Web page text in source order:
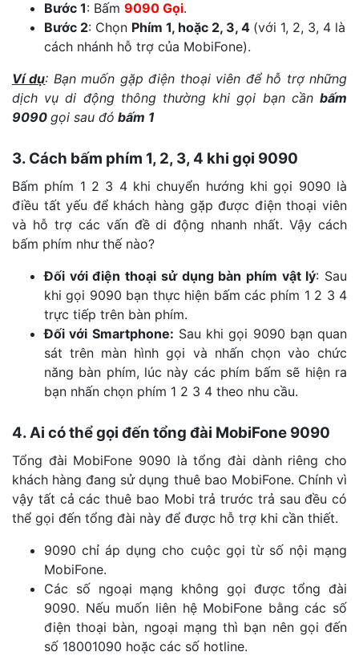
Bước 1: Bấm 9090 Gọi.
Bước 2: Chọn Phím 1, hoặc 2, 3, 4 (với 1, 2, 3, 4 là
cách nhánh hỗ trợ của MobiFone).
Ví dụ: Bạn muốn gặp điện thoại viên để hỗ trợ những
dịch vụ di động thông thường khi gọi bạn cần bấm
9090 gọi sau đó bấm 1
3. Cách bấm phím 1, 2, 3, 4 khi gọi 9090
Bấm phím 1 2 3 4 khi chuyển hướng khi gọi 9090 là
điều tất yếu để khách hàng gặp được điện thoại viên
và hỗ trợ các vấn đề di động nhanh nhất. Vậy cách
bấm phím như thế nào?
Đối với điện thoại sử dụng bàn phím vật lý: Sau
khi gọi 9090 bạn thực hiện bấm các phím 1 2 3 4
trực tiếp trên bàn phím.
Đối với Smartphone: Sau khi gọi 9090 bạn quan
sát trên màn hình gọi và nhấn chọn vào chức
năng bàn phím, lúc này các phím bấm sẽ hiện ra
bạn nhấn chọn phím 1 2 3 4 theo nhu cầu.
4. Ai có thể gọi đến tổng đài MobiFone 9090
Tổng đài MobiFone 9090 là tổng đài dành riêng cho
khách hàng đang sử dụng thuê bao MobiFone. Chính vì
vậy tất cả các thuê bao Mobi trả trước trả sau đều có
thể gọi đến tổng đài này để được hỗ trợ khi cần thiết.
9090 chỉ áp dụng cho cuộc gọi từ số nội mạng
MobiFone.
Các số ngoại mạng không gọi được tổng đài
9090. Nếu muốn liên hệ MobiFone bằng các số
điện thoại bàn, ngoại mạng thì bạn nên gọi đến
số 18001090 hoặc các số hotline.